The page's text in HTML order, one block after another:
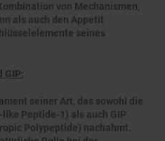
von Mechanismen,
als auch den Appetit
seines
GIP:
seiner Art, das sowohl die
Peptide-1) als auch GIP
Polypeptide) nachahmt.